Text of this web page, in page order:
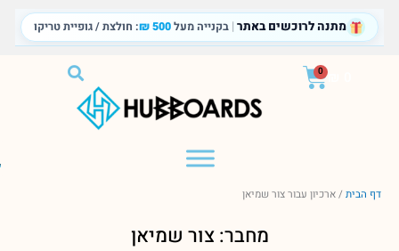
לתוכן
מתנה לרוכשים באתר | בקנייה מעל500 ₪ : חולצת / גופיית טריקו
₪
0
עגלת
קניות
דף הבית /ארכיון עבור צור שמיאן
מחבר:צור שמיאן